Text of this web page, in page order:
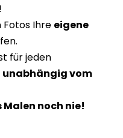
Fotos Ihre eigene
für jeden
unabhängig vom
noch nie!